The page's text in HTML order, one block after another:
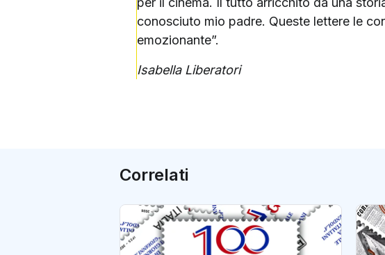
conosciuto mio padre. Queste lettere le
emozionante”.
Isabella Liberatori
Correlati